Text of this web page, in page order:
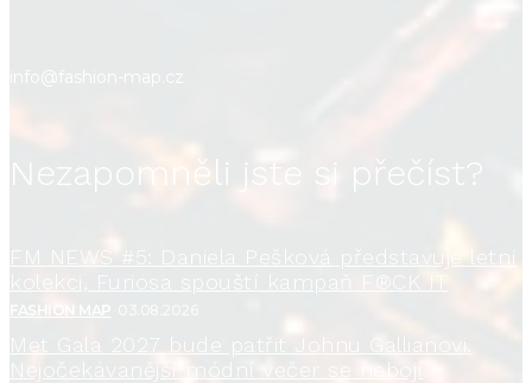
info@fashion-map.cz
Nezapomněli jste si přečíst?
FM NEWS #5: Daniela Pešková představuje letní
kolekci, Furiosa spouští kampaň F®CK IT
FASHION MAP
Met Gala 2027 bude patřit Johnu Gallianovi.
Nejočekávanější módní večer se nebojí